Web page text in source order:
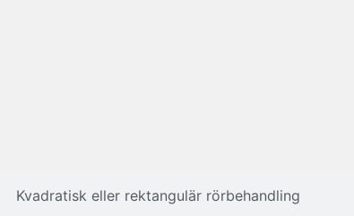
Kvadratisk eller rektangulär rörbehandling